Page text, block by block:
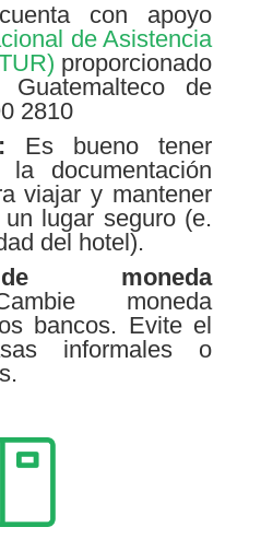
con apoyo
de Asistencia
proporcionado
de
2810
Es bueno tener
documentación
viajar y mantener
lugar seguro (e.
del hotel).
moneda
moneda
bancos. Evite el
informales o